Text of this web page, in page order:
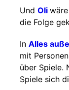
Und Oli
die Folge
In Alles
mit
über Spiele.
Spiele sich